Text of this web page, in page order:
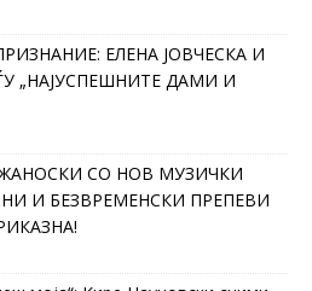
ЕЛЕНА ЈОВЧЕСКА И
„НАЈУСПЕШНИТЕ ДАМИ И
СО НОВ МУЗИЧКИ
И БЕЗВРЕМЕНСКИ ПРЕПЕВИ